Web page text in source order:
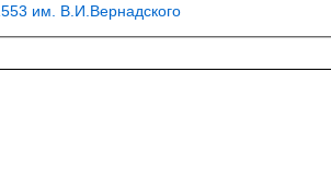
им. В.И.Вернадского